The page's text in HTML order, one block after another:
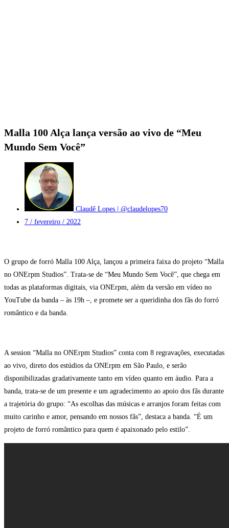
Malla 100 Alça lança versão ao vivo de “Meu
Mundo Sem Você”
Claudê Lopes | @claudelopes70
7 / fevereiro / 2022
O grupo de forró Malla 100 Alça, lançou a primeira faixa do projeto “Malla
no ONErpm Studios”. Trata-se de “Meu Mundo Sem Você”, que chega em
todas as plataformas digitais, via ONErpm, além da versão em vídeo no
YouTube da banda – às 19h –, e promete ser a queridinha dos fãs do forró
romântico e da banda.
A session “Malla no ONErpm Studios” conta com 8 regravações, executadas
ao vivo, direto dos estúdios da ONErpm em São Paulo, e serão
disponibilizadas gradativamente tanto em vídeo quanto em áudio. Para a
banda, trata-se de um presente e um agradecimento ao apoio dos fãs durante
a trajetória do grupo: “As escolhas das músicas e arranjos foram feitas com
muito carinho e amor, pensando em nossos fãs”, destaca a banda. “É um
projeto de forró romântico para quem é apaixonado pelo estilo”.